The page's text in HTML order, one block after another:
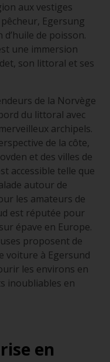
aux vestiges
Egersung
de poisson.
une immersion
son littoral et ses
de la Norvège
du littoral avec
archipels.
de la côte,
et des villes de
accessible telle que
autour de
les amateurs de
est réputée pour
épave en Europe.
proposent de
voiture à Egersund
les environs en
inoubliables en
en